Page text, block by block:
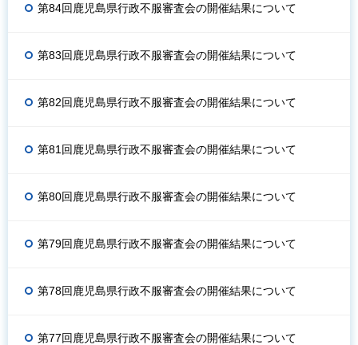
第84回鹿児島県行政不服審査会の開催結果について
第83回鹿児島県行政不服審査会の開催結果について
第82回鹿児島県行政不服審査会の開催結果について
第81回鹿児島県行政不服審査会の開催結果について
第80回鹿児島県行政不服審査会の開催結果について
第79回鹿児島県行政不服審査会の開催結果について
第78回鹿児島県行政不服審査会の開催結果について
第77回鹿児島県行政不服審査会の開催結果について